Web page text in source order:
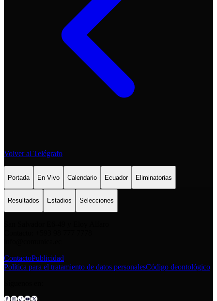
Volver al Telégrafo
Portada En Vivo Calendario Ecuador Eliminatorias
Resultados Estadios Selecciones
ContactoPublicidad
Política para el tratamiento de datos personalesCódigo deontológico